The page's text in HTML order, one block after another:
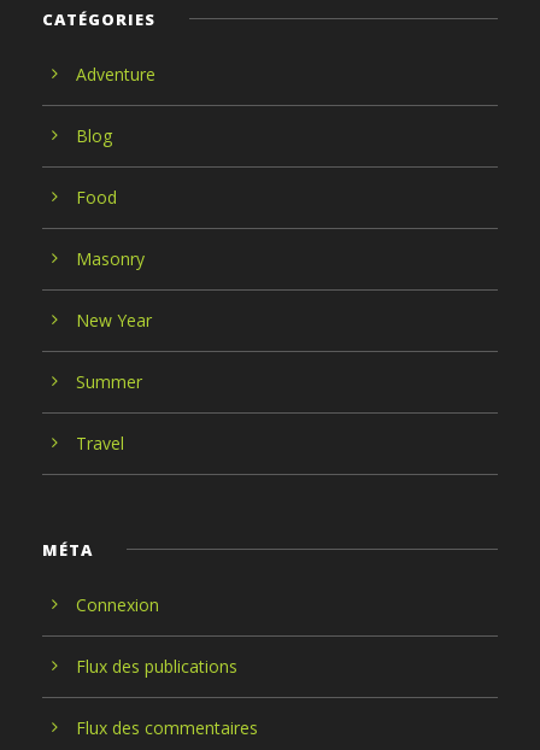
CATÉGORIES
Adventure
Blog
Food
Masonry
New Year
Summer
Travel
MÉTA
Connexion
Flux des publications
Flux des commentaires